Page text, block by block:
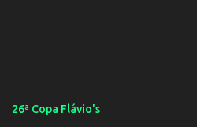
Castro Lino Veículo: TV Anhanguera
Campos Filho Veículo: Rádio
26ª Copa Flávio's